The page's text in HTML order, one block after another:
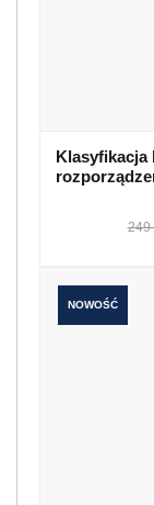
Klasyfikacja
249
NOWOŚĆ